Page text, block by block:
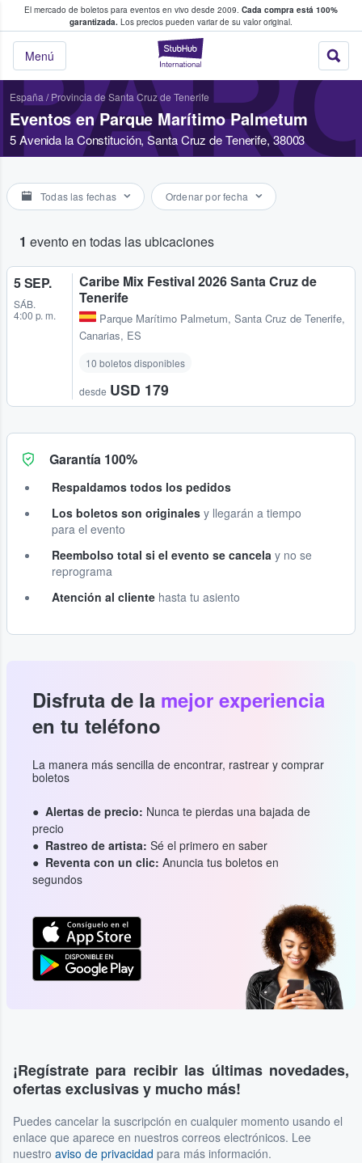
El mercado de boletos para eventos en vivo desde 2009. Cada compra está 100%
garantizada. Los precios pueden variar de su valor original.
StubHub: donde
Menú
fans compran y venden boletos
España / Provincia de Santa Cruz de Tenerife
Eventos en Parque Marítimo Palmetum
5 Avenida la Constitución, Santa Cruz de Tenerife, 38003
Todas las fechas Ordenar por fecha
1 evento en todas las ubicaciones
5 SEP.
SÁB.
4:00 p. m.
Caribe Mix Festival 2026 Santa Cruz de
Tenerife
Parque Marítimo Palmetum, Santa Cruz de Tenerife,
Canarias, ES
10 boletos disponibles
desde USD 179
Garantía 100%
Respaldamos todos los pedidos
Los boletos son originales y llegarán a tiempo
para el evento
Reembolso total si el evento se cancela y no se
reprograma
Atención al cliente hasta tu asiento
Disfruta de la mejor experiencia
en tu teléfono
La manera más sencilla de encontrar, rastrear y comprar
boletos
Alertas de precio: Nunca te pierdas una bajada de
precio
Rastreo de artista: Sé el primero en saber
Reventa con un clic: Anuncia tus boletos en
segundos
¡Regístrate para recibir las últimas novedades,
ofertas exclusivas y mucho más!
Puedes cancelar la suscripción en cualquier momento usando el
enlace que aparece en nuestros correos electrónicos. Lee
nuestro aviso de privacidad para más información.